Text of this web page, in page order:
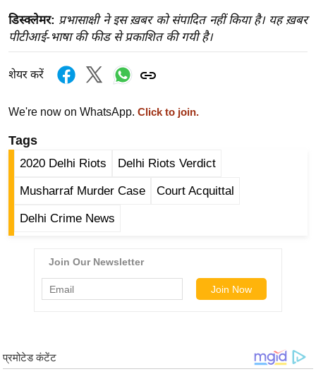
सा
हि
ज
त
ऑ
टो
र्ल्ड
न्यू
न
डिस्क्लेमर: प्रभासाक्षी ने इस ख़बर को संपादित नहीं किया है। यह ख़बर
पीटीआई-भाषा की फीड से प्रकाशित की गयी है।
शेयर करें
We're now on WhatsApp. Click to join.
Tags
2020 Delhi Riots Delhi Riots Verdict
Musharraf Murder Case Court Acquittal
Delhi Crime News